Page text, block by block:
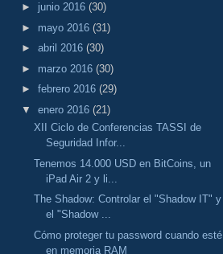
► junio 2016 (30)
► mayo 2016 (31)
► abril 2016 (30)
► marzo 2016 (30)
► febrero 2016 (29)
▼ enero 2016 (21)
XII Ciclo de Conferencias TASSI de
Seguridad Infor...
Tenemos 14.000 USD en BitCoins, un
iPad Air 2 y li...
The Shadow: Controlar el "Shadow IT" y
el "Shadow ...
Cómo proteger tu password cuando esté
en memoria RAM